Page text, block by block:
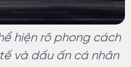
hiện rõ phong cách
và dấu ấn cá nhân